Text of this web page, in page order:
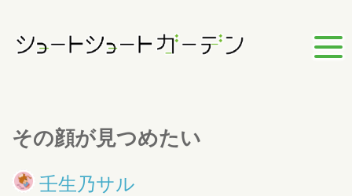
その顔が見つめたい
壬生乃サル